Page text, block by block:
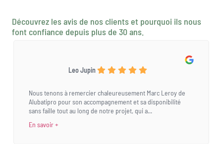
Découvrez les avis de nos clients et pourquoi ils nous
font confiance depuis plus de 30 ans.
Leo Jupin
Nous tenons à remercier chaleureusement Marc Leroy de
Alubatipro pour son accompagnement et sa disponibilité
sans faille tout au long de notre projet, qui a...
En savoir +